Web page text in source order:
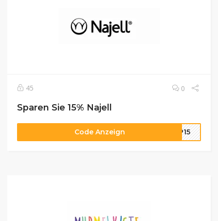
45 0
Sparen Sie 15% Najell
Code Anzeign AP15